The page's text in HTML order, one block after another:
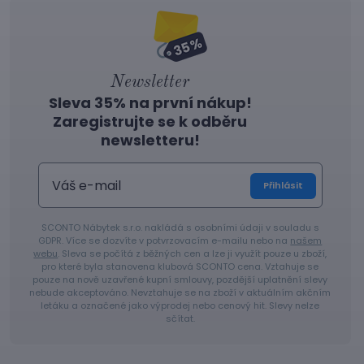
Newsletter
Sleva 35% na první nákup!
Zaregistrujte se k odběru
newsletteru!
Přihlásit
SCONTO Nábytek s.r.o. nakládá s osobními údaji v souladu s
GDPR. Více se dozvíte v potvrzovacím e-mailu nebo na našem
webu. Sleva se počítá z běžných cen a lze ji využít pouze u zboží,
pro které byla stanovena klubová SCONTO cena. Vztahuje se
pouze na nově uzavřené kupní smlouvy, pozdější uplatnění slevy
nebude akceptováno. Nevztahuje se na zboží v aktuálním akčním
letáku a označené jako výprodej nebo cenový hit. Slevy nelze
sčítat.